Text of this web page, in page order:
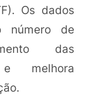
Os dados
número de
das
e melhora